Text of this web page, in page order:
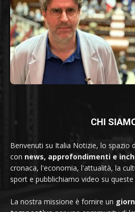
CHI
Benvenuti su Italia Notizie, lo spazio
con news, approfondimenti e
cronaca, l'economia, l'attualità, la
sport e pubblichiamo video su
La nostra missione è fornire un